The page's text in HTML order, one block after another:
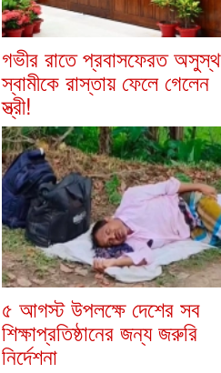
গভীর রাতে প্রবাসফেরত অসুস্থ
স্বামীকে রাস্তায় ফেলে গেলেন
স্ত্রী!
৫ আগস্ট উপলক্ষে দেশের সব
শিক্ষাপ্রতিষ্ঠানের জন্য জরুরি
নির্দেশনা